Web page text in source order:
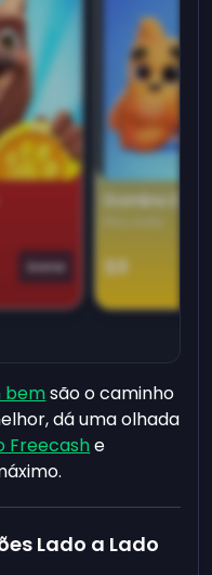
Game
Domino
$9
bemsão o caminho
dá uma olhada
Freecashe
Lado a Lado